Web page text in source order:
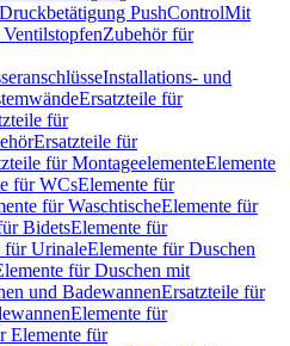
PushControlMit
Zubehör für
Installations- und
Ersatzteile für
für
Ersatzteile für
für MontageelementeElemente
für WCsElemente für
für WaschtischeElemente für
BidetsElemente für
für UrinaleElemente für Duschen
für Duschen mit
und BadewannenErsatzteile für
Elemente für
Elemente für